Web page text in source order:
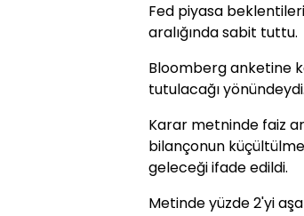
Fed piyasa
aralığında sabit tuttu.
Bloomberg anketine
tutulacağı yönündeydi.
Karar metninde faiz
bilançonun
geleceği ifade edildi.
Metinde yüzde 2'yi